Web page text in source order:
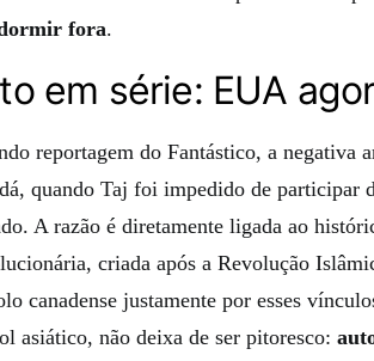
fora.
em série: EUA
reportagem do Fantástico, a negativa
quando Taj foi impedido de participar
A razão é diretamente ligada ao
criada após a Revolução
canadense justamente por esses
asiático, não deixa de ser pitoresco: